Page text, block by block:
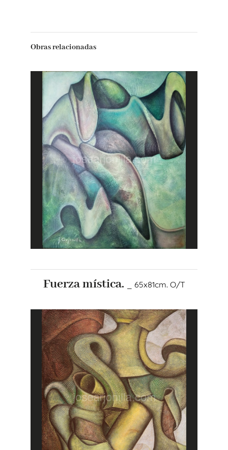
Obras relacionadas
Fuerza mística. _ 65x81cm. O/T